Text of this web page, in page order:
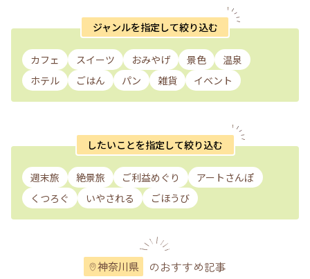
ジャンルを指定して絞り込む
カフェ スイーツ おみやげ 景色
温泉
ホテル
ごはん パン 雑貨 イベント
したいことを指定して絞り込む
週末旅 絶景旅 ご利益めぐり
アートさんぽ
くつろぐ
いやされる ごほうび
神奈川県 のおすすめ記事